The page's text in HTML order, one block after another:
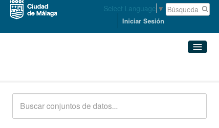
Select Language ▼
Iniciar Sesión